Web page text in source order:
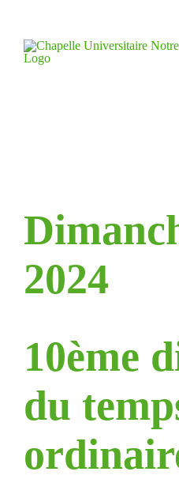
content
2024
10ème
du